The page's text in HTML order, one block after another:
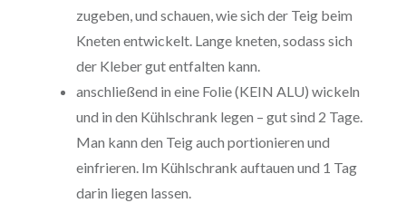
zugeben, und schauen, wie sich der Teig beim
Kneten entwickelt. Lange kneten, sodass sich
der Kleber gut entfalten kann.
anschließend in eine Folie (KEIN ALU) wickeln
und in den Kühlschrank legen – gut sind 2 Tage.
Man kann den Teig auch portionieren und
einfrieren. Im Kühlschrank auftauen und 1 Tag
darin liegen lassen.